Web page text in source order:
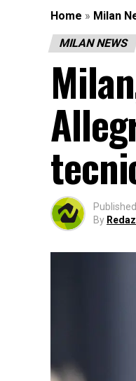
Home » Milan
MILAN NEWS
Published
By